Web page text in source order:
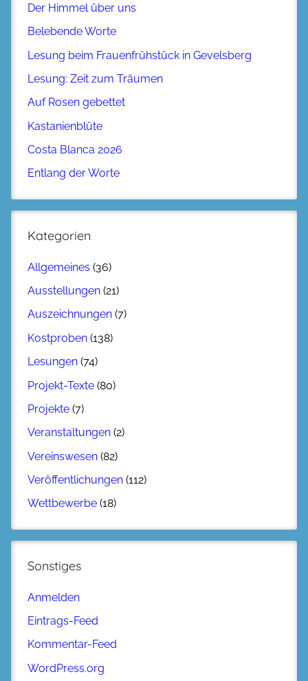
Der Himmel über uns
Belebende Worte
Lesung beim Frauenfrühstück in Gevelsberg
Lesung: Zeit zum Träumen
Auf Rosen gebettet
Kastanienblüte
Costa Blanca 2026
Entlang der Worte
Kategorien
Allgemeines (36)
Ausstellungen (21)
Auszeichnungen (7)
Kostproben (138)
Lesungen (74)
Projekt-Texte (80)
Projekte (7)
Veranstaltungen (2)
Vereinswesen (82)
Veröffentlichungen (112)
Wettbewerbe (18)
Sonstiges
Anmelden
Eintrags-Feed
Kommentar-Feed
WordPress.org